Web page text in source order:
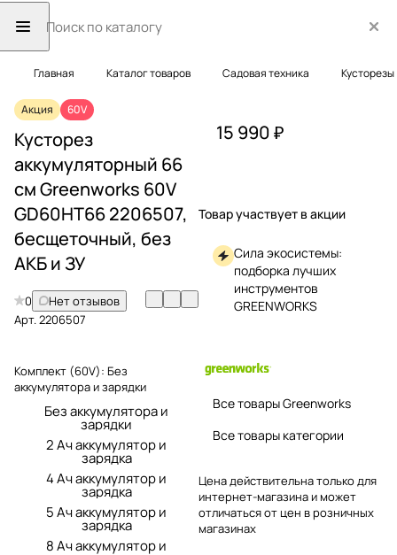
Главная Каталог товаров Садовая техника Кусторезы
Акция 60V
Кусторез
аккумуляторный 66
см Greenworks 60V
GD60HT66 2206507,
бесщеточный, без
АКБ и ЗУ
0
Нет отзывов
Арт.2206507
Комплект (60V): Без
аккумулятора и зарядки
Без аккумулятора и
зарядки
2 Ач аккумулятор и
зарядка
4 Ач аккумулятор и
зарядка
5 Ач аккумулятор и
зарядка
8 Ач аккумулятор и
15 990 ₽
Товар участвует в акции
Сила экосистемы:
подборка лучших
инструментов
GREENWORKS
Все товары Greenworks
Все товары категории
Цена действительна только для
интернет-магазина и может
отличаться от цен в розничных
магазинах